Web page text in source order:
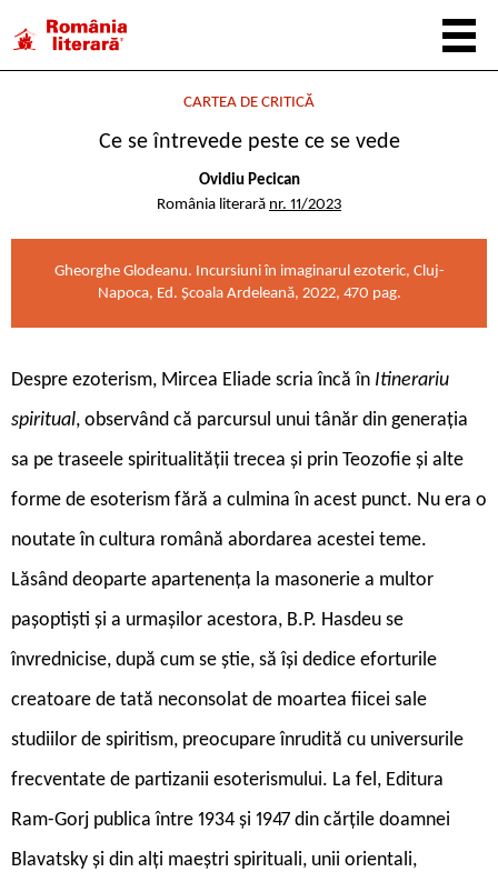
CARTEA DE CRITICĂ
Ce se întrevede peste ce se vede
Ovidiu Pecican
România literară nr. 11/2023
Gheorghe Glodeanu. Incursiuni în imaginarul ezoteric, Cluj-
Napoca, Ed. Școala Ardeleană, 2022, 470 pag.
Despre ezoterism, Mircea Eliade scria încă în Itinerariu
spiritual, observând că parcursul unui tânăr din generația
sa pe traseele spiritualității trecea și prin Teozofie și alte
forme de esoterism fără a culmina în acest punct. Nu era o
noutate în cultura română abordarea acestei teme.
Lăsând deoparte apartenența la masonerie a multor
pașoptiști și a urmașilor acestora, B.P. Hasdeu se
învrednicise, după cum se știe, să își dedice eforturile
creatoare de tată neconsolat de moartea fiicei sale
studiilor de spiritism, preocupare înrudită cu universurile
frecventate de partizanii esoterismului. La fel, Editura
Ram-Gorj publica între 1934 și 1947 din cărțile doamnei
Blavatsky și din alți maeștri spirituali, unii orientali,